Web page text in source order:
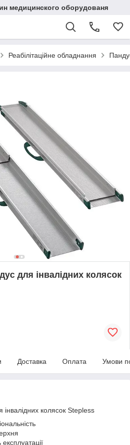
медицинского оборудованя
Реабілітаційне обладнання
для інвалідних колясок
Доставка Оплата Умови
інвалідних колясок Stepless